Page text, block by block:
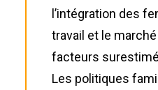
l’intégration des
travail et le
facteurs
Les politiques